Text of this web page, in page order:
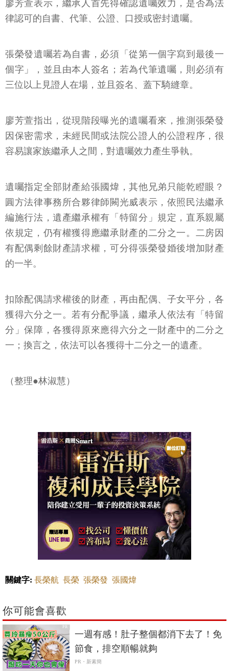
廖芳萱表示，繼承人首先得確認遺囑效力，是否為法
律認可的自書、代筆、公證、口授或密封遺囑。
張榮發遺囑若為自書，必須「從第一個字寫到最後一
個字」，並且由本人簽名；若為代筆遺囑，則必須有
三位以上見證人在場，並且簽名、蓋下騎縫章。
廖芳萱指出，從現階段曝光的遺囑看來，推測張榮發
因保密需求，未經民間或法院公證人的公證程序，很
容易讓家族繼承人之間，對遺囑效力產生爭執。
遺囑指定全部財產給張國煒，其他兄弟只能乾瞪眼？
圓方法律事務所合夥律師闕光威表示，依照民法繼承
編施行法，遺產繼承權有「特留分」規定，直系親屬
依規定，仍有權獲得應繼承財產的二分之一。二房因
有配偶剩餘財產請求權，可分得張榮發婚後增加財產
的一半。
扣除配偶請求權後的財產，再由配偶、子女平分，各
獲得六分之一。若有分配爭議，繼承人依法有「特留
分」保障，各獲得原來應得六分之一財產中的二分之
一；換言之，依法可以各獲得十二分之一的遺產。
（整理●林淑慧）
關鍵字: 長榮航 長榮 張榮發 張國煒
你可能會喜歡
PR
一週有感！肚子整個都消下去了！免
節食，排空順暢就夠
PR・新素簡